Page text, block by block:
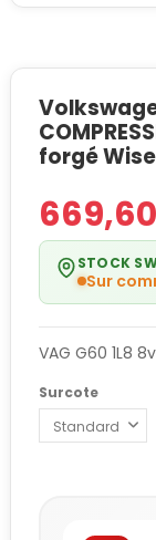
forgé
STOCK
Sur
VAG G60 1L8
Surcote